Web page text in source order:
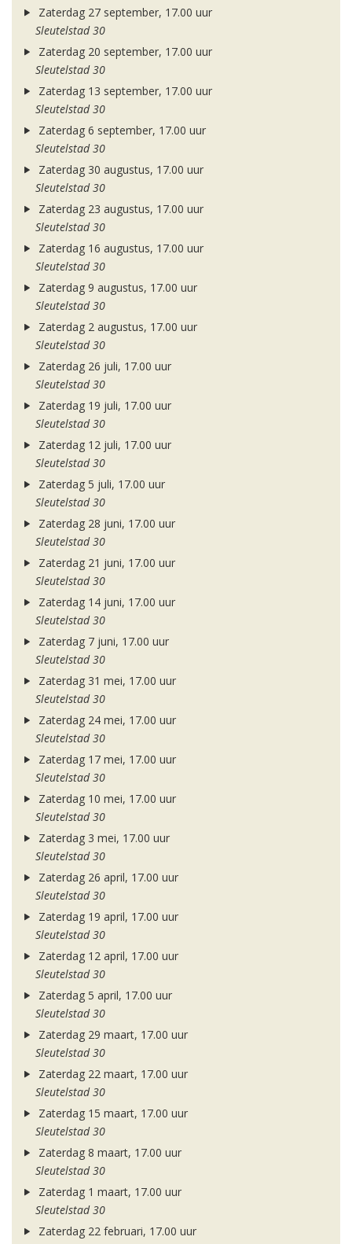
Zaterdag 27 september, 17.00 uur
Sleutelstad 30
Zaterdag 20 september, 17.00 uur
Sleutelstad 30
Zaterdag 13 september, 17.00 uur
Sleutelstad 30
Zaterdag 6 september, 17.00 uur
Sleutelstad 30
Zaterdag 30 augustus, 17.00 uur
Sleutelstad 30
Zaterdag 23 augustus, 17.00 uur
Sleutelstad 30
Zaterdag 16 augustus, 17.00 uur
Sleutelstad 30
Zaterdag 9 augustus, 17.00 uur
Sleutelstad 30
Zaterdag 2 augustus, 17.00 uur
Sleutelstad 30
Zaterdag 26 juli, 17.00 uur
Sleutelstad 30
Zaterdag 19 juli, 17.00 uur
Sleutelstad 30
Zaterdag 12 juli, 17.00 uur
Sleutelstad 30
Zaterdag 5 juli, 17.00 uur
Sleutelstad 30
Zaterdag 28 juni, 17.00 uur
Sleutelstad 30
Zaterdag 21 juni, 17.00 uur
Sleutelstad 30
Zaterdag 14 juni, 17.00 uur
Sleutelstad 30
Zaterdag 7 juni, 17.00 uur
Sleutelstad 30
Zaterdag 31 mei, 17.00 uur
Sleutelstad 30
Zaterdag 24 mei, 17.00 uur
Sleutelstad 30
Zaterdag 17 mei, 17.00 uur
Sleutelstad 30
Zaterdag 10 mei, 17.00 uur
Sleutelstad 30
Zaterdag 3 mei, 17.00 uur
Sleutelstad 30
Zaterdag 26 april, 17.00 uur
Sleutelstad 30
Zaterdag 19 april, 17.00 uur
Sleutelstad 30
Zaterdag 12 april, 17.00 uur
Sleutelstad 30
Zaterdag 5 april, 17.00 uur
Sleutelstad 30
Zaterdag 29 maart, 17.00 uur
Sleutelstad 30
Zaterdag 22 maart, 17.00 uur
Sleutelstad 30
Zaterdag 15 maart, 17.00 uur
Sleutelstad 30
Zaterdag 8 maart, 17.00 uur
Sleutelstad 30
Zaterdag 1 maart, 17.00 uur
Sleutelstad 30
Zaterdag 22 februari, 17.00 uur